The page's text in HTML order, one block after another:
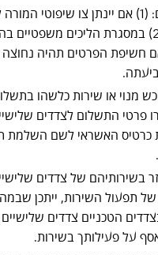
באחד משני מקרים: (1) אם יינתן צו שיפוטי
לפעול כאמור; או (2) במסגרת הליכים
חשיפת הפרטים תהיה
מנוי או שירות כלשהו
פרטי התשלום לצדדים
כרטיס האשראי לשם השלמת
בשירותיהם של צדדים
תפעול השירות, ייתכן
הטכניים צדדים
על פעילותך בשירות.